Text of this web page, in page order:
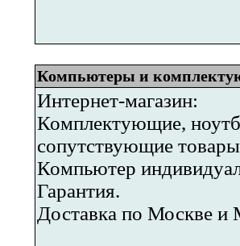
Компьютеры и
Интернет-магазин:
Комплектующие,
сопутствующие
Компьютер
Гарантия.
Доставка по Москве и